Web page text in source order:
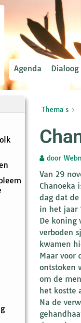
Agenda Dialoog
Thema s
door
Van 29
Chanoeka
dag dat
in het jaar
De koning
verboden
kwamen
Maar voor
ontstoken
om de
het kostte
Na de